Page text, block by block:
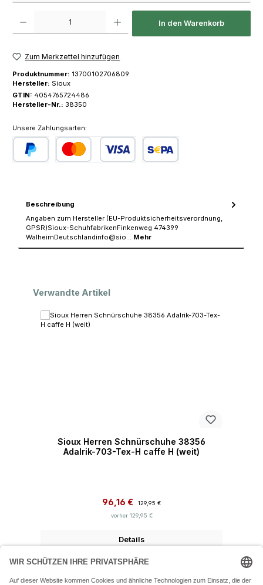
In den Warenkorb
Zum Merkzettel hinzufügen
Produktnummer: 13700102706809
Hersteller: Sioux
GTIN: 4054765724486
Hersteller-Nr.: 38350
Unsere Zahlungsarten:
Beschreibung
Angaben zum Hersteller (EU-Produktsicherheitsverordnung,
GPSR)Sioux-SchuhfabrikenFinkenweg 474399
WalheimDeutschlandinfo@sio… Mehr
Produktgalerie überspringen
Verwandte Artikel
Sioux Herren Schnürschuhe 38356
Adalrik-703-Tex-H caffe H (weit)
Verkaufspreis:
96,16 €
129,95 €
vorher 129,95 €
Details